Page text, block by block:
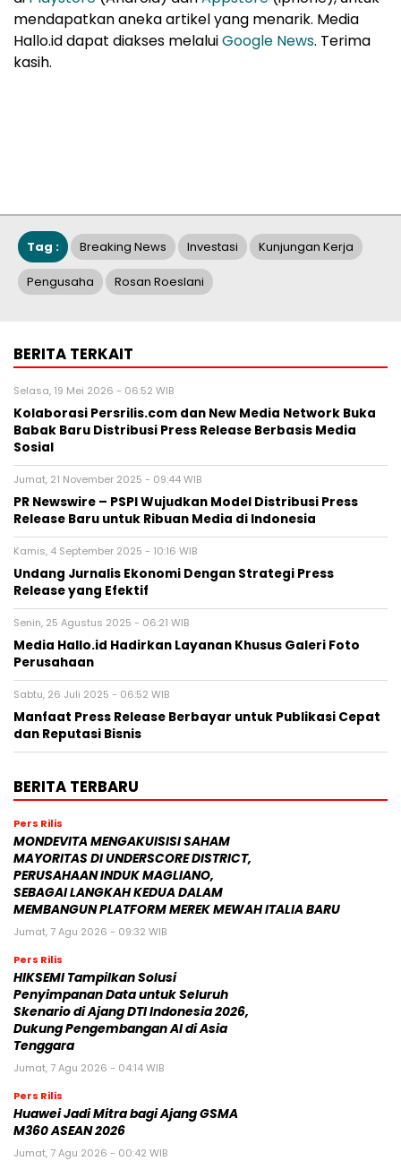
mendapatkan aneka artikel yang menarik. Media
Hallo.id dapat diakses melaluiGoogle News. Terima
kasih.
Tag : Breaking News Investasi Kunjungan Kerja
Pengusaha Rosan Roeslani
BERITA TERKAIT
Selasa, 19 Mei 2026 - 06:52 WIB
Kolaborasi Persrilis.com dan New Media Network Buka
Babak Baru Distribusi Press Release Berbasis Media
Sosial
Jumat, 21 November 2025 - 09:44 WIB
PR Newswire – PSPI Wujudkan Model Distribusi Press
Release Baru untuk Ribuan Media di Indonesia
Kamis, 4 September 2025 - 10:16 WIB
Undang Jurnalis Ekonomi Dengan Strategi Press
Release yang Efektif
Senin, 25 Agustus 2025 - 06:21 WIB
Media Hallo.id Hadirkan Layanan Khusus Galeri Foto
Perusahaan
Sabtu, 26 Juli 2025 - 06:52 WIB
Manfaat Press Release Berbayar untuk Publikasi Cepat
dan Reputasi Bisnis
BERITA TERBARU
Pers Rilis
MONDEVITA MENGAKUISISI SAHAM
MAYORITAS DI UNDERSCORE DISTRICT,
PERUSAHAAN INDUK MAGLIANO,
SEBAGAI LANGKAH KEDUA DALAM
MEMBANGUN PLATFORM MEREK MEWAH ITALIA BARU
Jumat, 7 Agu 2026 - 09:32 WIB
Pers Rilis
HIKSEMI Tampilkan Solusi
Penyimpanan Data untuk Seluruh
Skenario di Ajang DTI Indonesia 2026,
Dukung Pengembangan AI di Asia
Tenggara
Jumat, 7 Agu 2026 - 04:14 WIB
Pers Rilis
Huawei Jadi Mitra bagi Ajang GSMA
M360 ASEAN 2026
Jumat, 7 Agu 2026 - 00:42 WIB